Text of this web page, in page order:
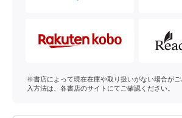
※書店によって現在在庫や取り扱いがない場合が
入方法は、各書店のサイトにてご確認ください。